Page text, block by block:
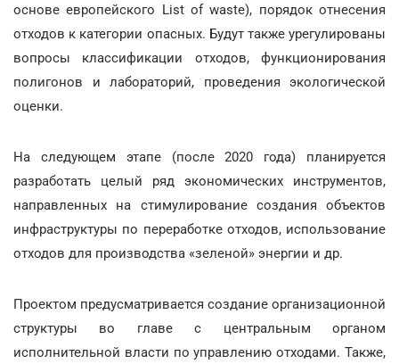
основе европейского List of waste), порядок отнесения
отходов к категории опасных. Будут также урегулированы
вопросы классификации отходов, функционирования
полигонов и лабораторий, проведения экологической
оценки.
На следующем этапе (после 2020 года) планируется
разработать целый ряд экономических инструментов,
направленных на стимулирование создания объектов
инфраструктуры по переработке отходов, использование
отходов для производства «зеленой» энергии и др.
Проектом предусматривается создание организационной
структуры во главе с центральным органом
исполнительной власти по управлению отходами. Также,